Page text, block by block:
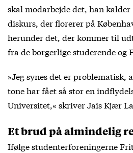
skal modarbejde det, han
diskurs, der florerer på
herunder det, der kommer til
fra de borgerlige studerende og
»Jeg synes det er
tone har fået så stor en
Universitet,« skriver Jais Kjær
Et brud på almindelig
Ifølge studenterforeningerne